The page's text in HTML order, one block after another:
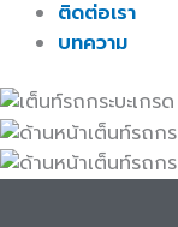
ติดต่อเรา
บทความ